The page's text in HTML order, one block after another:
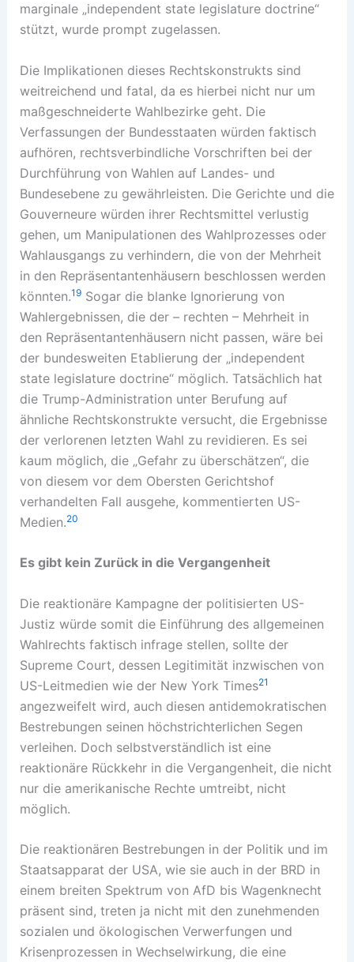
marginale „independent state legislature doctrine“
stützt, wurde prompt zugelassen.
Die Implikationen dieses Rechtskonstrukts sind
weitreichend und fatal, da es hierbei nicht nur um
maßgeschneiderte Wahlbezirke geht. Die
Verfassungen der Bundesstaaten würden faktisch
aufhören, rechtsverbindliche Vorschriften bei der
Durchführung von Wahlen auf Landes- und
Bundesebene zu gewährleisten. Die Gerichte und die
Gouverneure würden ihrer Rechtsmittel verlustig
gehen, um Manipulationen des Wahlprozesses oder
Wahlausgangs zu verhindern, die von der Mehrheit
in den Repräsentantenhäusern beschlossen werden
könnten.19Sogar die blanke Ignorierung von
Wahlergebnissen, die der – rechten – Mehrheit in
den Repräsentantenhäusern nicht passen, wäre bei
der bundesweiten Etablierung der „independent
state legislature doctrine“ möglich. Tatsächlich hat
die Trump-Administration unter Berufung auf
ähnliche Rechtskonstrukte versucht, die Ergebnisse
der verlorenen letzten Wahl zu revidieren. Es sei
kaum möglich, die „Gefahr zu überschätzen“, die
von diesem vor dem Obersten Gerichtshof
verhandelten Fall ausgehe, kommentierten US-
Medien.20
Es gibt kein Zurück in die Vergangenheit
Die reaktionäre Kampagne der politisierten US-
Justiz würde somit die Einführung des allgemeinen
Wahlrechts faktisch infrage stellen, sollte der
Supreme Court, dessen Legitimität inzwischen von
US-Leitmedien wie der New York Times21
angezweifelt wird, auch diesen antidemokratischen
Bestrebungen seinen höchstrichterlichen Segen
verleihen. Doch selbstverständlich ist eine
reaktionäre Rückkehr in die Vergangenheit, die nicht
nur die amerikanische Rechte umtreibt, nicht
möglich.
Die reaktionären Bestrebungen in der Politik und im
Staatsapparat der USA, wie sie auch in der BRD in
einem breiten Spektrum von AfD bis Wagenknecht
präsent sind, treten ja nicht mit den zunehmenden
sozialen und ökologischen Verwerfungen und
Krisenprozessen in Wechselwirkung, die eine